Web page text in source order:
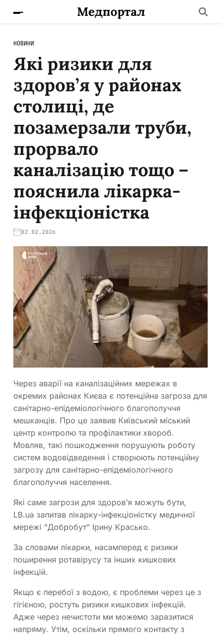
Медпортал
НОВИНИ
Які ризики для
здоров’я у районах
столиці, де
позамерзали труби,
прорвало
каналізацію тощо –
пояснила лікарка-
інфекціоністка
02.02.2026
Через аварії на каналізаційних мережах в
окремих районах Києва є потенційна загроза для
санітарно-епідеміологічного благополуччя
мешканців. Про це заявив Київський міський
центр контролю та профілактики хвороб.
Мовляв, такі пошкодження порушують роботу
систем водовідведення і створюють потенційну
загрозу для санітарно-епідеміологічного
благополуччя населення.
Які саме загрози для здоров’я можуть бути,
LB.ua запитав лікарку-інфекціоністку медичної
мережі “Добробут” Ірину Красько.
За словами лікарки, насамперед є ризики
поширення ротавірусу та інших кишкових
інфекцій.
Якщо є перебої з водою, є проблеми через це з
гігієною, ростуть ризики кишкових інфекцій.
Адже через нечистоти ми можемо заразитися
напряму. Утім, оскільки прямого контакту з